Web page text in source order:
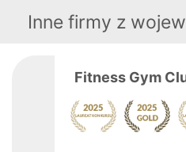
Inne firmy z
Fitness Gym